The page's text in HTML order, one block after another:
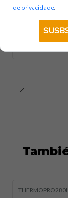
€13,20 sin IVA
de privacidade.